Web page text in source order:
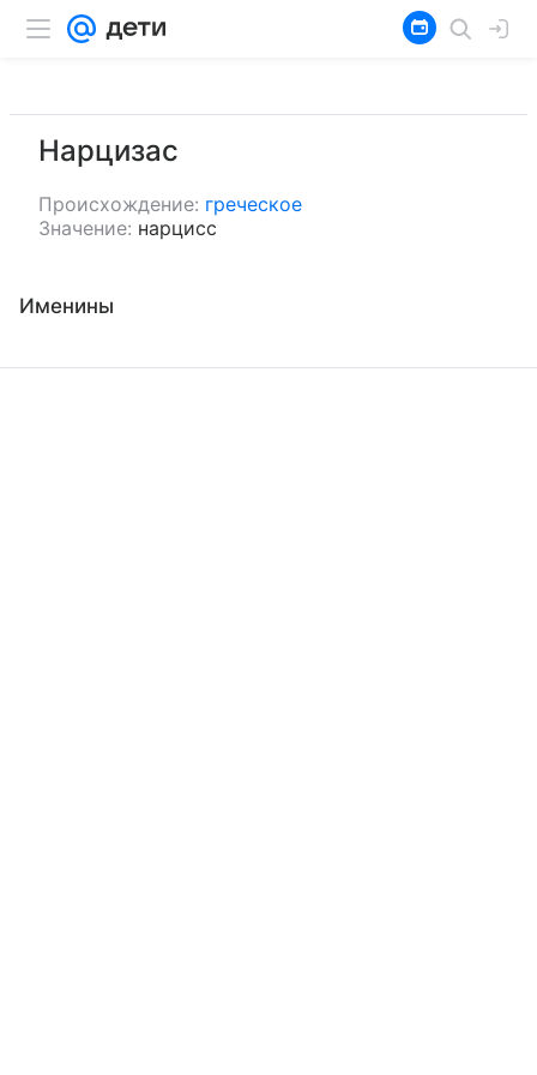
Нарцизас
Происхождение: греческое
Значение: нарцисс
Именины